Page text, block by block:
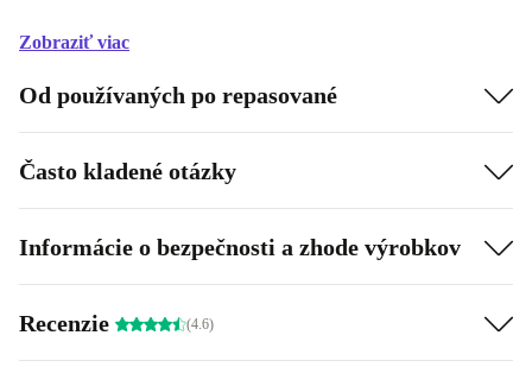
Zobraziť viac
Od používaných po repasované
Často kladené otázky
Informácie o bezpečnosti a zhode výrobkov
Recenzie (4.6)